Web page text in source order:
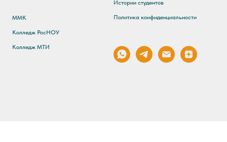
ММК
Колледж РосНОУ
Колледж МТИ
Истории студентов
Политика конфиденциальности